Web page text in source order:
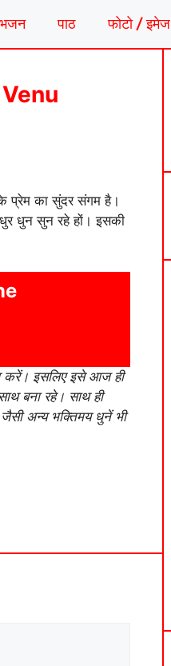
भजन पाठ फोटो / इमेज
Venu
के प्रेम का सुंदर संगम है।
धुन सुन रहे हों। इसकी
इसलिए इसे आज ही
बना रहे। साथ ही
अन्य भक्तिमय धुनें भी